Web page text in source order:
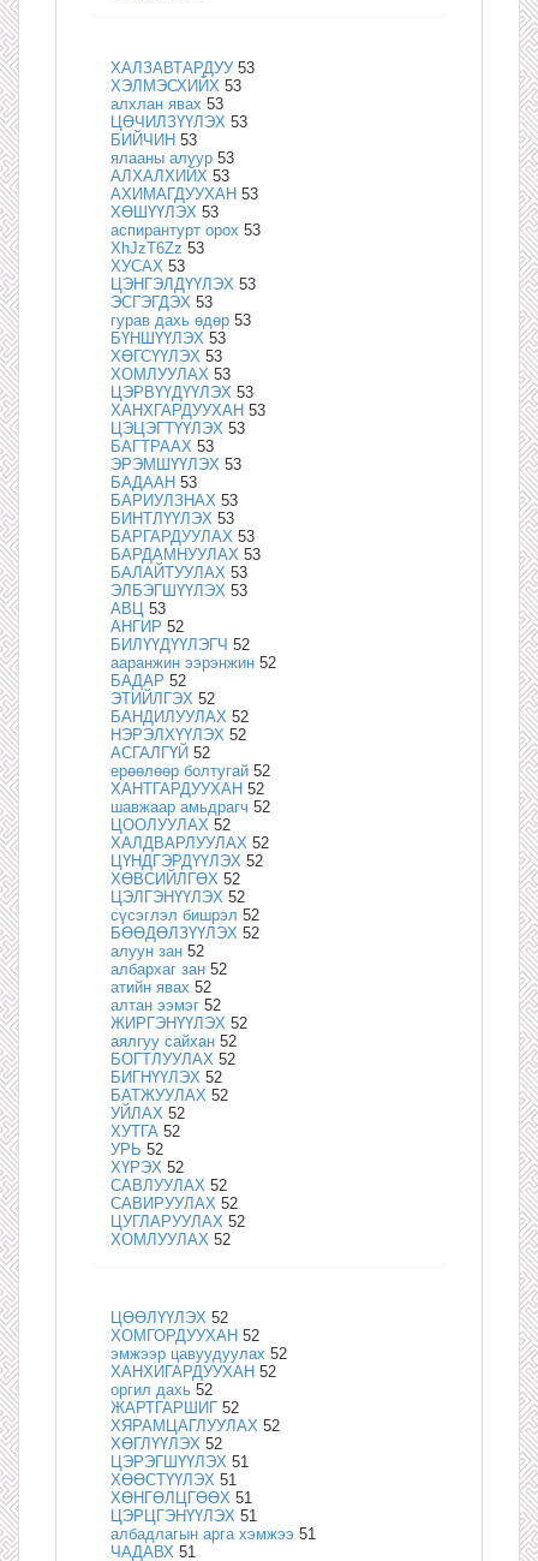
ХАЛЗАВТАРДУУ 53
ХЭЛМЭСХИЙХ 53
алхлан явах 53
ЦӨЧИЛЗҮҮЛЭХ 53
БИЙЧИН 53
ялааны алуур 53
АЛХАЛХИЙХ 53
АХИМАГДУУХАН 53
ХӨШҮҮЛЭХ 53
аспирантурт орох 53
XhJzT6Zz 53
ХУСАХ 53
ЦЭНГЭЛДҮҮЛЭХ 53
ЭСГЭГДЭХ 53
гурав дахь өдөр 53
БҮНШҮҮЛЭХ 53
ХӨГСҮҮЛЭХ 53
ХОМЛУУЛАХ 53
ЦЭРВҮҮДҮҮЛЭХ 53
ХАНХГАРДУУХАН 53
ЦЭЦЭГТҮҮЛЭХ 53
БАГТРААХ 53
ЭРЭМШҮҮЛЭХ 53
БАДААН 53
БАРИУЛЗНАХ 53
БИНТЛҮҮЛЭХ 53
БАРГАРДУУЛАХ 53
БАРДАМНУУЛАХ 53
БАЛАЙТУУЛАХ 53
ЭЛБЭГШҮҮЛЭХ 53
АВЦ 53
АНГИР 52
БИЛҮҮДҮҮЛЭГЧ 52
ааранжин ээрэнжин 52
БАДАР 52
ЭТИЙЛГЭХ 52
БАНДИЛУУЛАХ 52
НЭРЭЛХҮҮЛЭХ 52
АСГАЛГҮЙ 52
ерөөлөөр болтугай 52
ХАНТГАРДУУХАН 52
шавжаар амьдрагч 52
ЦООЛУУЛАХ 52
ХАЛДВАРЛУУЛАХ 52
ЦҮНДГЭРДҮҮЛЭХ 52
ХӨВСИЙЛГӨХ 52
ЦЭЛГЭНҮҮЛЭХ 52
сүсэглэл бишрэл 52
БӨӨДӨЛЗҮҮЛЭХ 52
алуун зан 52
албархаг зан 52
атийн явах 52
алтан ээмэг 52
ЖИРГЭНҮҮЛЭХ 52
аялгуу сайхан 52
БОГТЛУУЛАХ 52
БИГНҮҮЛЭХ 52
БАТЖУУЛАХ 52
УЙЛАХ 52
ХУТГА 52
УРЬ 52
ХҮРЭХ 52
САВЛУУЛАХ 52
САВИРУУЛАХ 52
ЦУГЛАРУУЛАХ 52
ХОМЛУУЛАХ 52
ЦӨӨЛҮҮЛЭХ 52
ХОМГОРДУУХАН 52
эмжээр цавуудуулах 52
ХАНХИГАРДУУХАН 52
оргил дахь 52
ЖАРТГАРШИГ 52
ХЯРАМЦАГЛУУЛАХ 52
ХӨГЛҮҮЛЭХ 52
ЦЭРЭГШҮҮЛЭХ 51
ХӨӨСТҮҮЛЭХ 51
ХӨНГӨЛЦГӨӨХ 51
ЦЭРЦГЭНҮҮЛЭХ 51
албадлагын арга хэмжээ 51
ЧАДАВХ 51